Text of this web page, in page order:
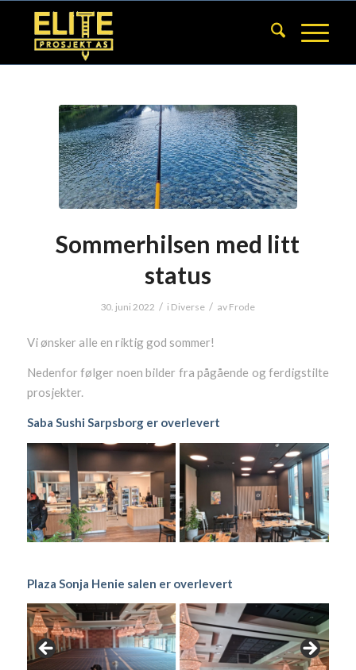
Sommerhilsen med litt
status
30. juni 2022 / i Diverse / av Frode
Vi ønsker alle en riktig god sommer!
Nedenfor følger noen bilder fra pågående og ferdigstilte
prosjekter.
Saba Sushi Sarpsborg er overlevert
Plaza Sonja Henie salen er overlevert